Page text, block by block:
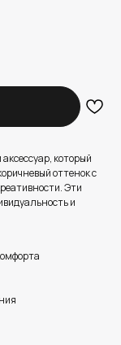
который
оттенок с
Эти
и